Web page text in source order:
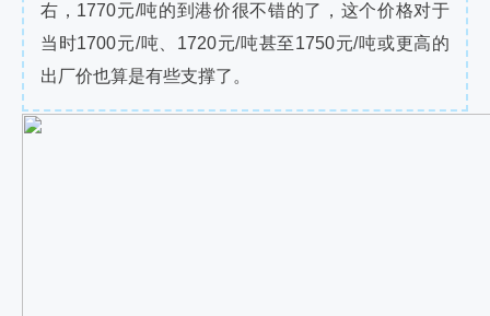
右，1770元/吨的到港价很不错的了，这个价格对于
当时1700元/吨、1720元/吨甚至1750元/吨或更高的
出厂价也算是有些支撑了。